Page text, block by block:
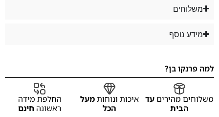
משלוחים
מידע נוסף
למה פרנקו בן?
משלוחים מהיריםעד
הבית
איכות ונוחותמעל
הכל
החלפת מידה
ראשונה חינם